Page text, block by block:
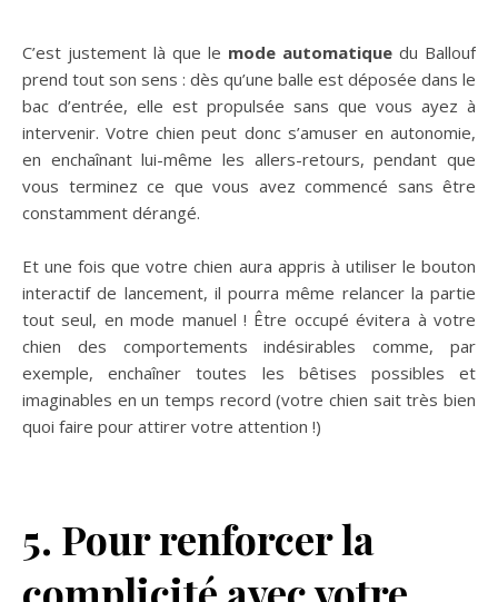
C’est justement là que le mode automatique du Ballouf
prend tout son sens : dès qu’une balle est déposée dans le
bac d’entrée, elle est propulsée sans que vous ayez à
intervenir. Votre chien peut donc s’amuser en autonomie,
en enchaînant lui-même les allers-retours, pendant que
vous terminez ce que vous avez commencé sans être
constamment dérangé.
Et une fois que votre chien aura appris à utiliser le bouton
interactif de lancement, il pourra même relancer la partie
tout seul, en mode manuel ! Être occupé évitera à votre
chien des comportements indésirables comme, par
exemple, enchaîner toutes les bêtises possibles et
imaginables en un temps record (votre chien sait très bien
quoi faire pour attirer votre attention !)
5. Pour renforcer la